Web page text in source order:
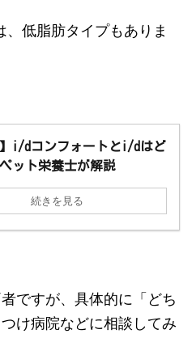
低脂肪タイプもありま
】i/dコンフォートとi/dはど
ット栄養士が解説
続きを見る
ですが、具体的に「どち
け病院などに相談してみ